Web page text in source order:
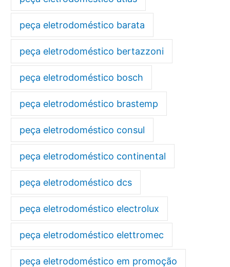
peça eletrodoméstico barata
peça eletrodoméstico bertazzoni
peça eletrodoméstico bosch
peça eletrodoméstico brastemp
peça eletrodoméstico consul
peça eletrodoméstico continental
peça eletrodoméstico dcs
peça eletrodoméstico electrolux
peça eletrodoméstico elettromec
peça eletrodoméstico em promoção